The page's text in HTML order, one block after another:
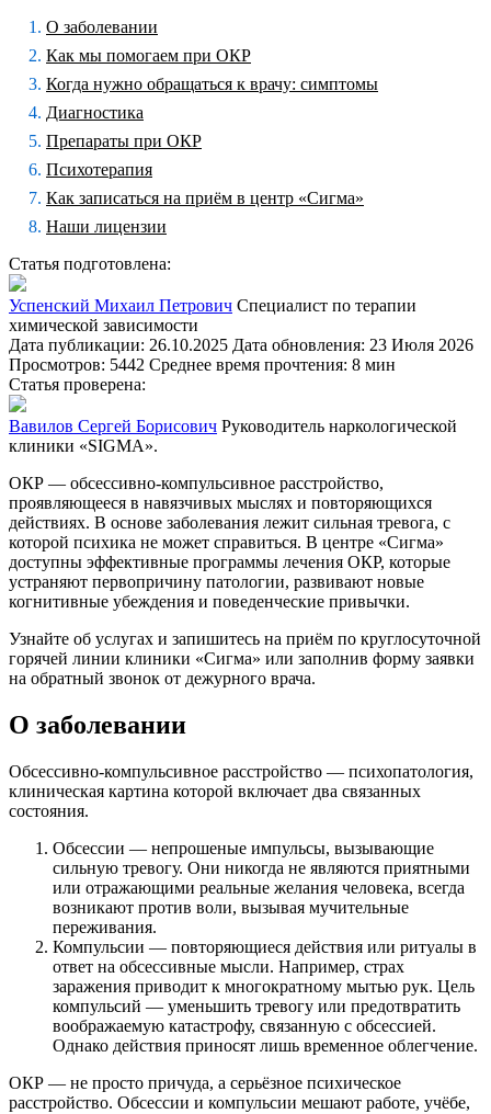
О заболевании
Как мы помогаем при ОКР
Когда нужно обращаться к врачу: симптомы
Диагностика
Препараты при ОКР
Психотерапия
Как записаться на приём в центр «Сигма»
Наши лицензии
Статья подготовлена:
Успенский Михаил Петрович Специалист по терапии
химической зависимости
Дата публикации: 26.10.2025 Дата обновления: 23 Июля 2026
Просмотров: 5442 Среднее время прочтения: 8 мин
Статья проверена:
Вавилов Сергей Борисович Руководитель наркологической
клиники «SIGMA».
ОКР — обсессивно-компульсивное расстройство,
проявляющееся в навязчивых мыслях и повторяющихся
действиях. В основе заболевания лежит сильная тревога, с
которой психика не может справиться. В центре «Сигма»
доступны эффективные программы лечения ОКР, которые
устраняют первопричину патологии, развивают новые
когнитивные убеждения и поведенческие привычки.
Узнайте об услугах и запишитесь на приём по круглосуточной
горячей линии клиники «Сигма» или заполнив форму заявки
на обратный звонок от дежурного врача.
О заболевании
Обсессивно-компульсивное расстройство — психопатология,
клиническая картина которой включает два связанных
состояния.
Обсессии — непрошеные импульсы, вызывающие
сильную тревогу. Они никогда не являются приятными
или отражающими реальные желания человека, всегда
возникают против воли, вызывая мучительные
переживания.
Компульсии — повторяющиеся действия или ритуалы в
ответ на обсессивные мысли. Например, страх
заражения приводит к многократному мытью рук. Цель
компульсий — уменьшить тревогу или предотвратить
воображаемую катастрофу, связанную с обсессией.
Однако действия приносят лишь временное облегчение.
ОКР — не просто причуда, а серьёзное психическое
расстройство. Обсессии и компульсии мешают работе, учёбе,